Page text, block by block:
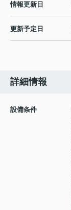
情報更新日
更新予定日
詳細情報
設備条件